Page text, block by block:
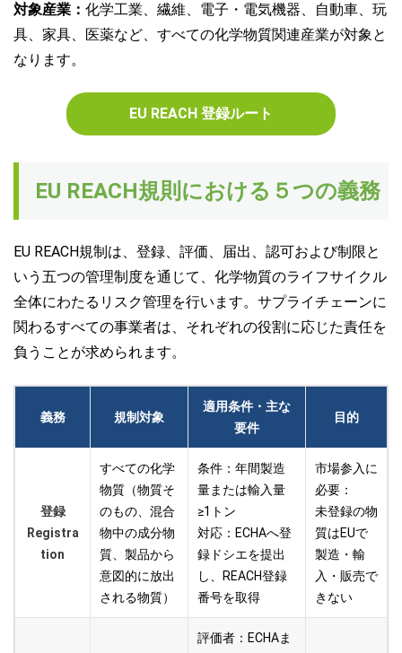
対象産業： 化学工業、繊維、電子・電気機器、自動車、玩
具、家具、医薬など、すべての化学物質関連産業が対象と
なり ます。
EU REACH 登録ルート
EU REACH規則における５つの義務
EU REACH規制は、登録、評価、届出、認可および制限と
いう五つの管理制度を通じて、化学物質のライフサイクル
全体にわたるリスク管理を行います。サプライチェーンに
関わるすべての事業者は、それぞれの役割に応じた責任を
負うことが求められます。
義務 規制対象
適用条件・主な
要件
目的
登録
Registra
tion
すべての化学
物質（物質そ
のもの、混合
物中の成分物
質、製品から
意図的に放出
される物質）
条件：年間製造
量または輸入量
≥1トン
対応：ECHAへ登
録ドシエを提出
し、REACH登録
番号を取得
市場参入に
必要：
未登録の物
質はEUで
製造・輸
入・販売で
きない
評価者：ECHAま